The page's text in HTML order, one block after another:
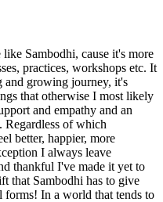
Sambodhi, cause it's more
practices, workshops etc. It
and growing journey, it's
that otherwise I most likely
and empathy and an
Regardless of which
better, happier, more
I always leave
thankful I've made it yet to
that Sambodhi has to give
forms! In a world that tends to